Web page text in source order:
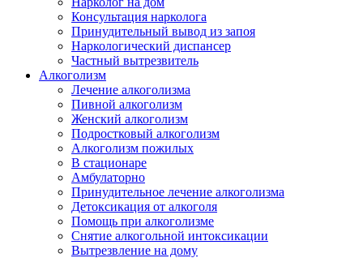
Консультация нарколога
Принудительный вывод из запоя
Наркологический диспансер
Частный вытрезвитель
Алкоголизм
Лечение алкоголизма
Пивной алкоголизм
Женский алкоголизм
Подростковый алкоголизм
Алкоголизм пожилых
В стационаре
Амбулаторно
Принудительное лечение алкоголизма
Детоксикация от алкоголя
Помощь при алкоголизме
Снятие алкогольной интоксикации
Вытрезвление на дому